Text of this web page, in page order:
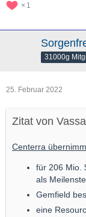
1
31000g
25. Februar 2022
Zitat von
Centerra
für 206 Mio.
als
Gemfield
eine